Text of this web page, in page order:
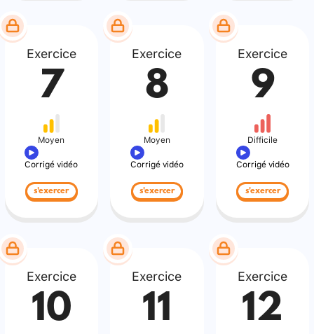
Exercice
7
Moyen
Corrigé vidéo
s'exercer
Exercice
8
Moyen
Corrigé vidéo
s'exercer
Exercice
9
Difficile
Corrigé vidéo
s'exercer
Exercice
10
Exercice
11
Exercice
12